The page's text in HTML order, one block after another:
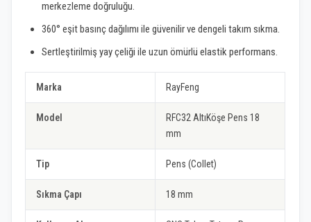
merkezleme doğruluğu.
360° eşit basınç dağılımı ile güvenilir ve dengeli takım sıkma.
Sertleştirilmiş yay çeliği ile uzun ömürlü elastik performans.
Marka RayFeng
Model
RFC32 AltıKöşe Pens 18
mm
Tip Pens (Collet)
Sıkma Çapı 18 mm